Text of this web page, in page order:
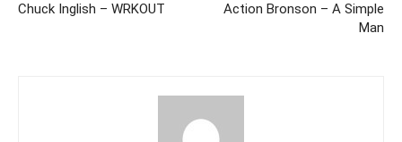
Chuck Inglish – WRKOUT
Action Bronson – A Simple
Man